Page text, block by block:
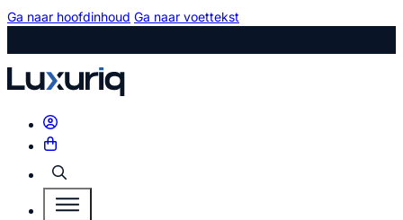
Ga naar hoofdinhoud Ga naar voettekst
Zoeken